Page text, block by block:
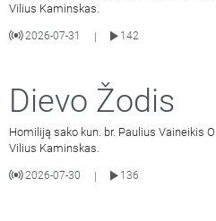
Vilius Kaminskas.
2026-07-31 |
142
Dievo Žodis
Homiliją sako kun. br. Paulius Vaineikis
Vilius Kaminskas.
2026-07-30 |
136